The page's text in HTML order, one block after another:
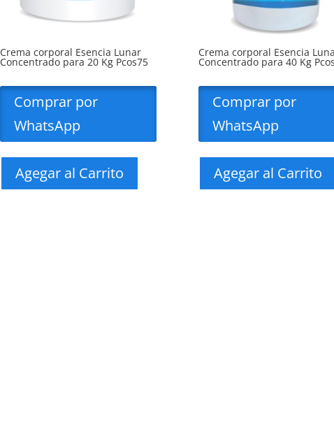
Crema corporal Esencia Lunar
Concentrado para 20 Kg Pcos75
Comprar por
WhatsApp
Agegar al Carrito
Crema corporal Esencia
Concentrado para 40 Kg
Comprar por
WhatsApp
Agegar al Carrito